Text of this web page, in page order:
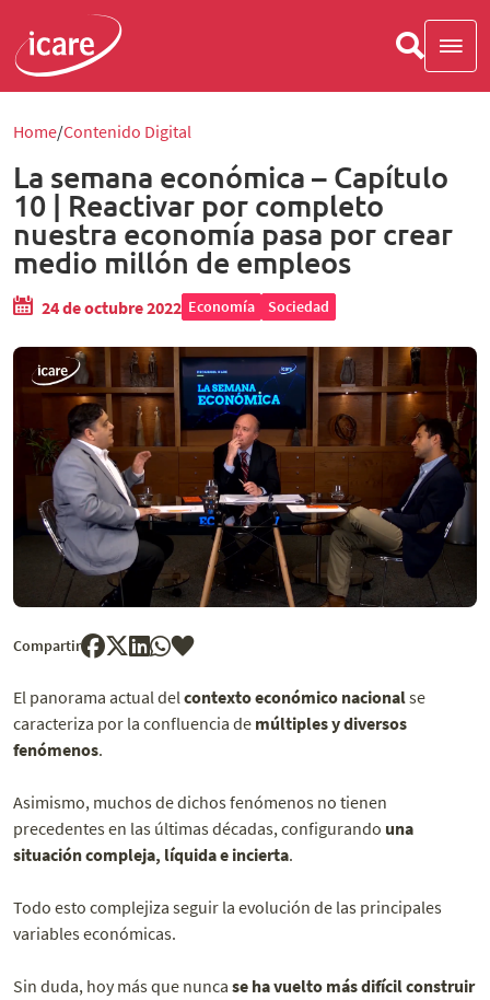
Home Contenido Digital
La semana económica – Capítulo
10 | Reactivar por completo
nuestra economía pasa por crear
medio millón de empleos
24 de octubre 2022 Economía Sociedad
Compartir
El panorama actual delcontexto económico nacionalse
caracteriza por la confluencia de múltiples y diversos
fenómenos.
Asimismo, muchos de dichos fenómenos no tienen
precedentes en las últimas décadas, configurando una
situación compleja, líquida e incierta.
Todo esto complejiza seguir la evolución de las principales
variables económicas.
Sin duda, hoy más que nunca se ha vuelto más difícil construir